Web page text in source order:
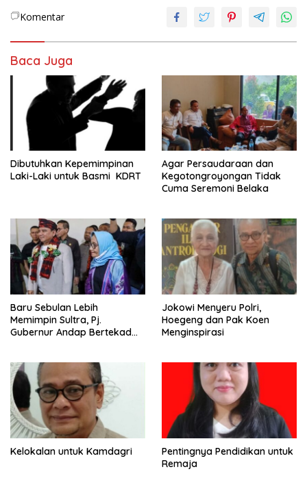
Komentar
Baca Juga
Dibutuhkan Kepemimpinan
Laki-Laki untuk Basmi KDRT
Agar Persaudaraan dan
Kegotongroyongan Tidak
Cuma Seremoni Belaka
Baru Sebulan Lebih
Memimpin Sultra, Pj.
Gubernur Andap Bertekad
Tenggara
Jokowi Menyeru Polri,
Hoegeng dan Pak Koen
Menginspirasi
Kelokalan untuk Kamdagri
Pentingnya Pendidikan untuk
Remaja